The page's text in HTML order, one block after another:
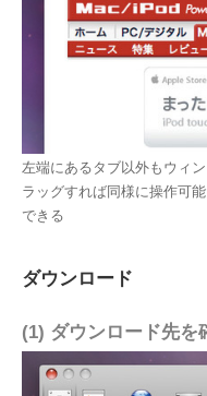
左端にあるタブ以外もウィ
ラッグすれば同様に操作可
できる
ダウンロード
(1) ダウンロード先を